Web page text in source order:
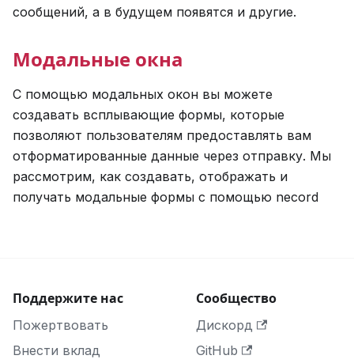
сообщений, а в будущем появятся и другие.
Модальные окна
С помощью модальных окон вы можете
создавать всплывающие формы, которые
позволяют пользователям предоставлять вам
отформатированные данные через отправку. Мы
рассмотрим, как создавать, отображать и
получать модальные формы с помощью necord
Поддержите нас
Пожертвовать
Внести вклад
Сообщество
Дискорд
GitHub